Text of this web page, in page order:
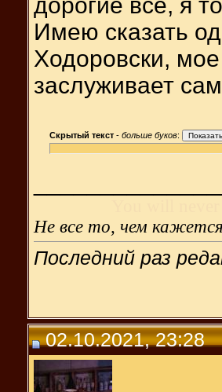
Имею сказать
Ходоровски,
заслуживает
Скрытый текст - больше буков:
Не все то, чем кажется
Последний раз
02.10.2021, 23:28